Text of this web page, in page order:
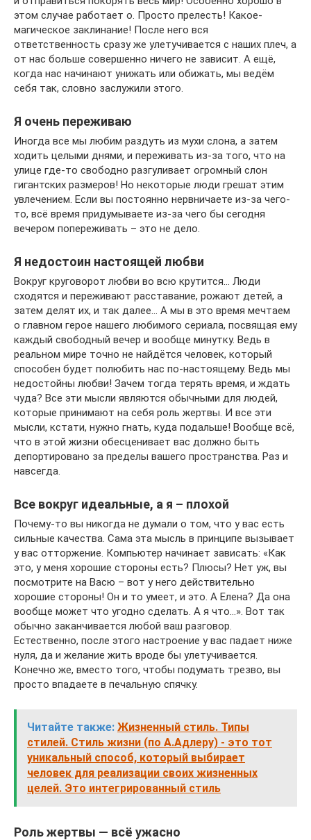
этом случае работает о. Просто прелесть! Какое-
магическое заклинание! После него вся
ответственность сразу же улетучивается с наших плеч, а
от нас больше совершенно ничего не зависит. А ещё,
когда нас начинают унижать или обижать, мы ведём
себя так, словно заслужили этого.
Я очень переживаю
Иногда все мы любим раздуть из мухи слона, а затем
ходить целыми днями, и переживать из-за того, что на
улице где-то свободно разгуливает огромный слон
гигантских размеров! Но некоторые люди грешат этим
увлечением. Если вы постоянно нервничаете из-за чего-
то, всё время придумываете из-за чего бы сегодня
вечером попереживать – это не дело.
Я недостоин настоящей любви
Вокруг круговорот любви во всю крутится… Люди
сходятся и переживают расставание, рожают детей, а
затем делят их, и так далее… А мы в это время мечтаем
о главном герое нашего любимого сериала, посвящая ему
каждый свободный вечер и вообще минутку. Ведь в
реальном мире точно не найдётся человек, который
способен будет полюбить нас по-настоящему. Ведь мы
недостойны любви! Зачем тогда терять время, и ждать
чуда? Все эти мысли являются обычными для людей,
которые принимают на себя роль жертвы. И все эти
мысли, кстати, нужно гнать, куда подальше! Вообще всё,
что в этой жизни обесценивает вас должно быть
депортировано за пределы вашего пространства. Раз и
навсегда.
Все вокруг идеальные, а я – плохой
Почему-то вы никогда не думали о том, что у вас есть
сильные качества. Сама эта мысль в принципе вызывает
у вас отторжение. Компьютер начинает зависать: «Как
это, у меня хорошие стороны есть? Плюсы? Нет уж, вы
посмотрите на Васю – вот у него действительно
хорошие стороны! Он и то умеет, и это. А Елена? Да она
вообще может что угодно сделать. А я что…». Вот так
обычно заканчивается любой ваш разговор.
Естественно, после этого настроение у вас падает ниже
нуля, да и желание жить вроде бы улетучивается.
Конечно же, вместо того, чтобы подумать трезво, вы
просто впадаете в печальную спячку.
Читайте также: Жизненный стиль. Типы
стилей. Стиль жизни (по А.Адлеру) - это тот
уникальный способ, который выбирает
человек для ре­ализации своих жизненных
целей. Это ин­тегрированный стиль
Роль жертвы — всё ужасно